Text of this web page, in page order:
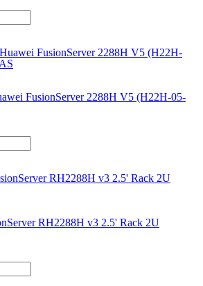
FusionServer 2288H V5 (H22H-05-
RH2288H v3 2.5' Rack 2U